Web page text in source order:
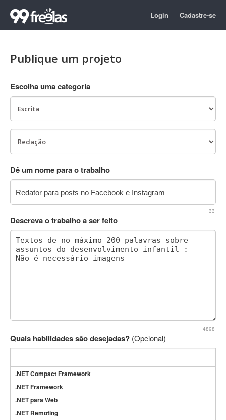
Login Cadastre-se
Publique um projeto
Escolha uma categoria
Dê um nome para o trabalho
33
Descreva o trabalho a ser feito
4898
Quais habilidades são desejadas? (Opcional)
.NET Compact Framework
.NET Framework
.NET para Web
.NET Remoting